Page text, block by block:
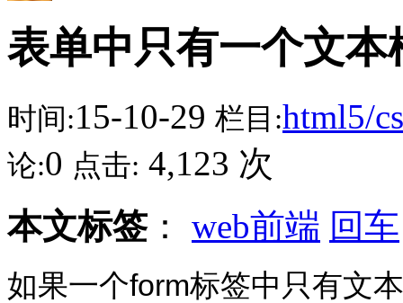
表单中只有一个文
时间:15-10-29 栏目:html5/
论:0 点击: 4,123 次
本文标签： web前端 回车
如果一个form标签中只有文